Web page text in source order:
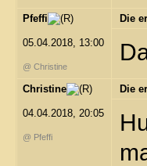
Pfeffi
05.04.2018, 13:00
@ Christine
Die
Christine
04.04.2018, 20:05
@ Pfeffi
Die